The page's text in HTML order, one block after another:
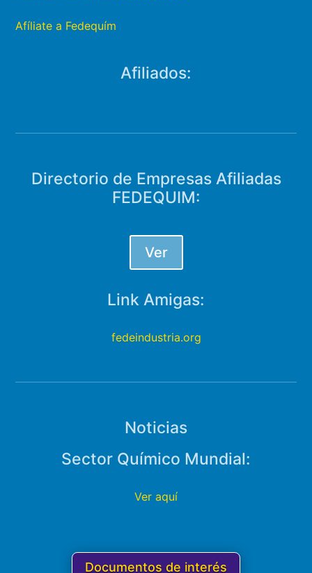
Afíliate a Fedequím
Afiliados:
Directorio de Empresas Afiliadas
FEDEQUIM:
Ver
Link Amigas:
fedeindustria.org
Noticias
Sector Químico Mundial:
Ver aquí
Documentos de interés